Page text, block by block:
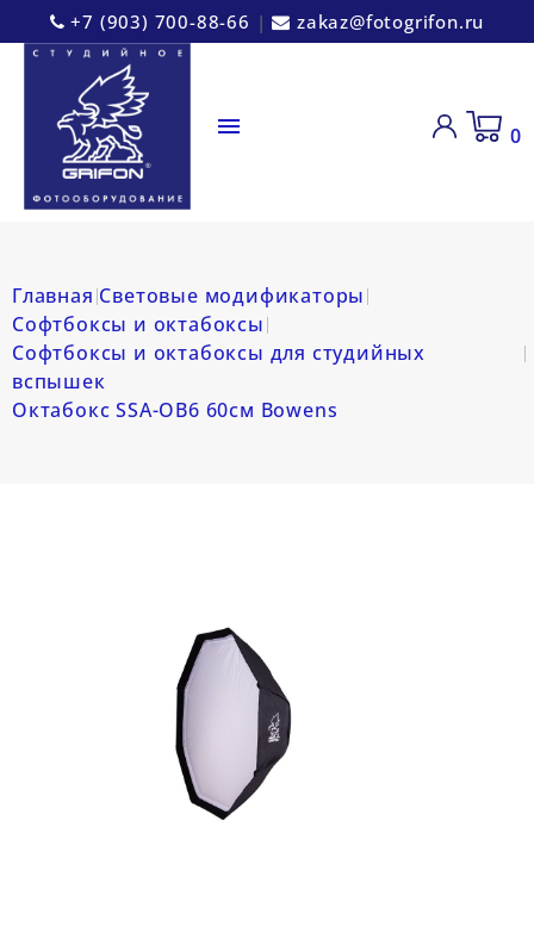
+7 (903) 700-88-66 | zakaz@fotogrifon.ru
 0
Главная Световые модификаторы
Софтбоксы и октабоксы
Софтбоксы и октабоксы для студийных
вспышек
Октабокс SSA-OB6 60см Bowens